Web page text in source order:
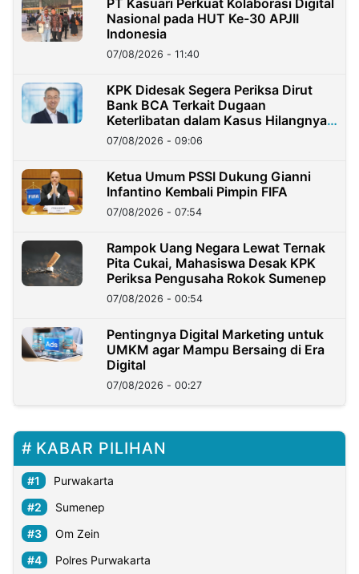
Nasional pada HUT Ke-30 APJII
Indonesia
07/08/2026 - 11:40
KPK Didesak Segera Periksa Dirut
Bank BCA Terkait Dugaan
Keterlibatan dalam Kasus Hilangnya
Dana Nasabah Rp2,58 Miliar
07/08/2026 - 09:06
Ketua Umum PSSI Dukung Gianni
Infantino Kembali Pimpin FIFA
07/08/2026 - 07:54
Rampok Uang Negara Lewat Ternak
Pita Cukai, Mahasiswa Desak KPK
Periksa Pengusaha Rokok Sumenep
07/08/2026 - 00:54
Pentingnya Digital Marketing untuk
UMKM agar Mampu Bersaing di Era
Digital
07/08/2026 - 00:27
KABAR PILIHAN
Purwakarta
Sumenep
Om Zein
Polres Purwakarta